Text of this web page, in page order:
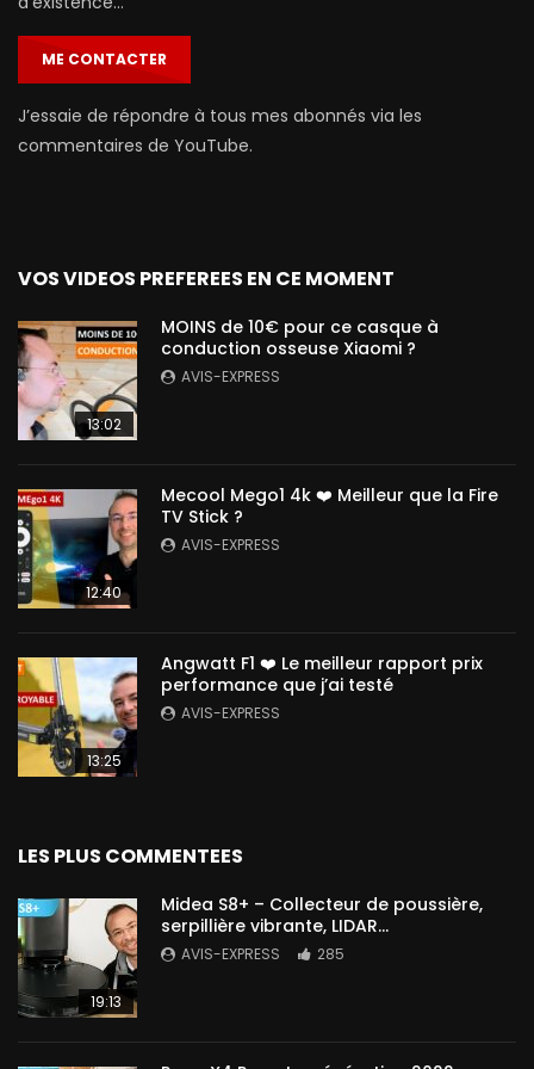
ME CONTACTER
J’essaie de répondre à tous mes abonnés via les
commentaires de YouTube.
VOS VIDEOS PREFEREES EN CE MOMENT
13:02
MOINS de 10€ pour ce casque à
conduction osseuse Xiaomi ?
AVIS-EXPRESS
12:40
Mecool Mego1 4k ❤️ Meilleur que la Fire
TV Stick ?
AVIS-EXPRESS
13:25
Angwatt F1 ❤️ Le meilleur rapport prix
performance que j’ai testé
AVIS-EXPRESS
LES PLUS COMMENTEES
19:13
Midea S8+ – Collecteur de poussière,
serpillière vibrante, LIDAR…
AVIS-EXPRESS 285